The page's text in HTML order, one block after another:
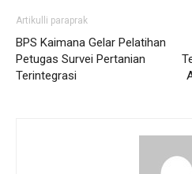
Artikulli paraprak
BPS Kaimana Gelar Pelatihan
Petugas Survei Pertanian
Terintegrasi